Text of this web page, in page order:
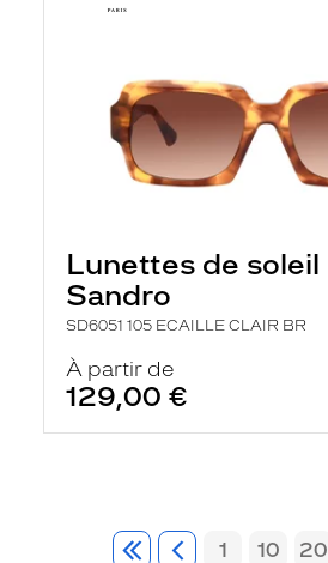
Lunettes de soleil
Sandro
SD6051 105 ECAILLE CLAIR BR
À partir de
129,00 €
1 10 20